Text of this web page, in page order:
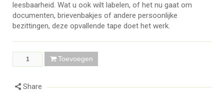
leesbaarheid. Wat u ook wilt labelen, of het nu gaat om
documenten, brievenbakjes of andere persoonlijke
bezittingen, deze opvallende tape doet het werk.
Toevoegen
Share